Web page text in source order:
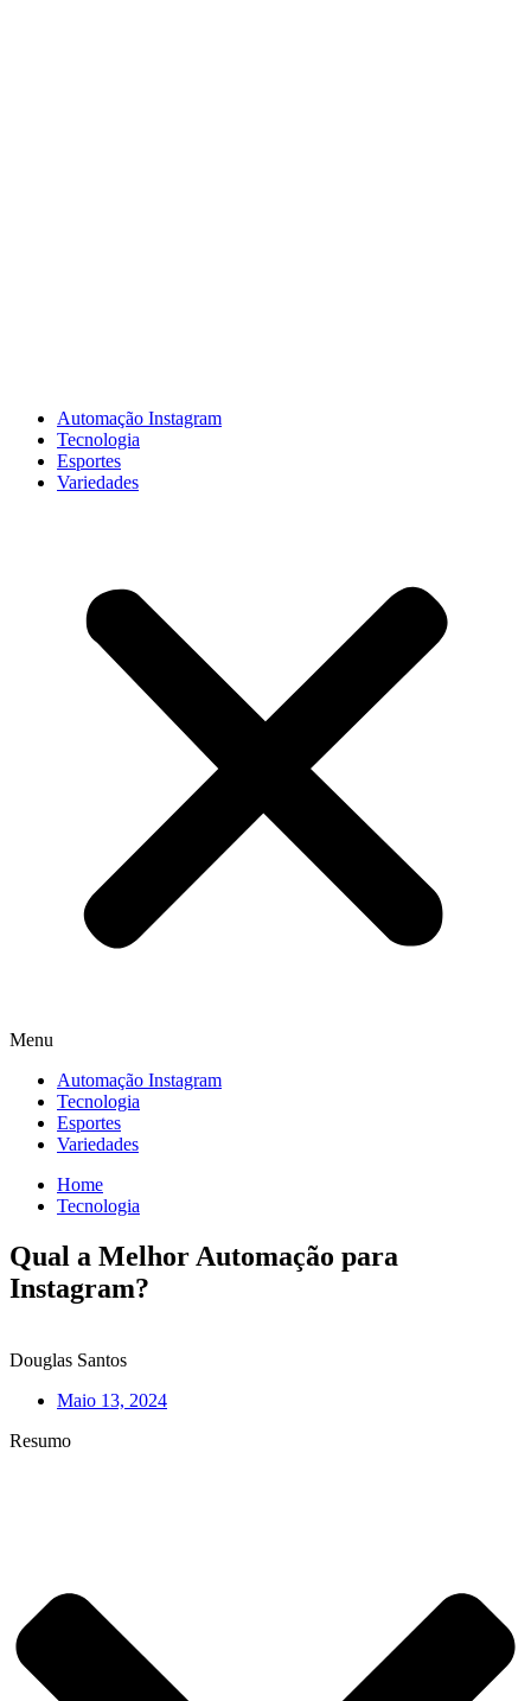
Automação Instagram
Tecnologia
Esportes
Variedades
Menu
Automação Instagram
Tecnologia
Esportes
Variedades
Home
Tecnologia
Qual a Melhor Automação para
Instagram?
Douglas Santos
Maio 13, 2024
Resumo